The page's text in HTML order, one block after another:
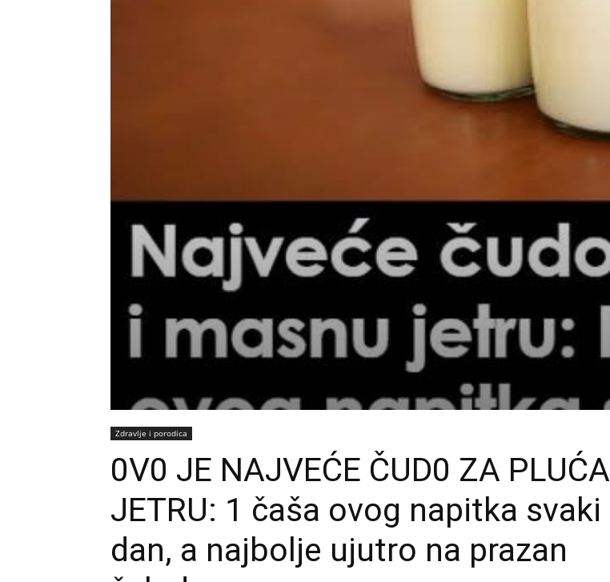
Zdravlje i porodica
0V0 JE NAJVEĆE ČUD0 ZA PLUĆA l
JETRU: 1 čaša ovog napitka svaki
dan, a najbolje ujutro na prazan